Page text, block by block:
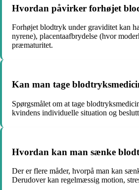
Hvordan påvirker forhøjet
Forhøjet blodtryk under graviditet kan
nyrene), placentaafbrydelse (hvor
præmaturitet.
Kan man tage
Spørgsmålet om at tage
kvindens individuelle situation og
Hvordan kan man sænke
Der er flere måder, hvorpå man kan
Derudover kan regelmæssig motion,